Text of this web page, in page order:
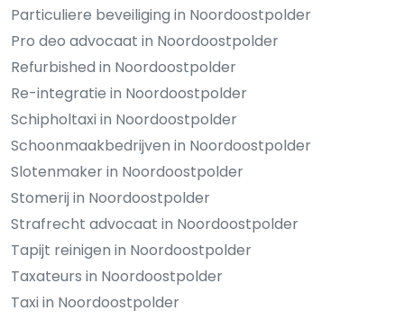
Particuliere beveiliging in Noordoostpolder
Pro deo advocaat in Noordoostpolder
Refurbished in Noordoostpolder
Re-integratie in Noordoostpolder
Schipholtaxi in Noordoostpolder
Schoonmaakbedrijven in Noordoostpolder
Slotenmaker in Noordoostpolder
Stomerij in Noordoostpolder
Strafrecht advocaat in Noordoostpolder
Tapijt reinigen in Noordoostpolder
Taxateurs in Noordoostpolder
Taxi in Noordoostpolder